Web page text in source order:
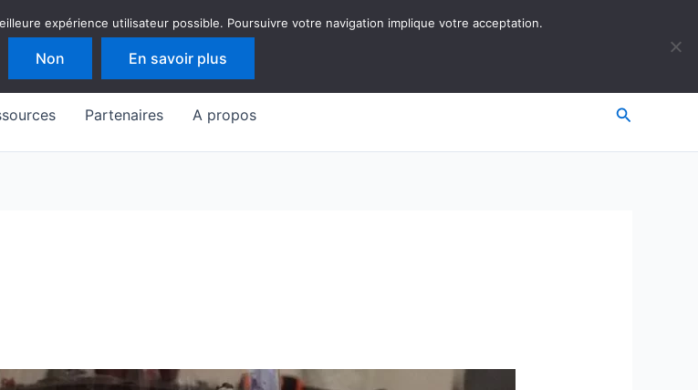
Partenaires A propos
expérience utilisateur possible. Poursuivre votre navigation implique votre acceptation.
Non En savoir plus